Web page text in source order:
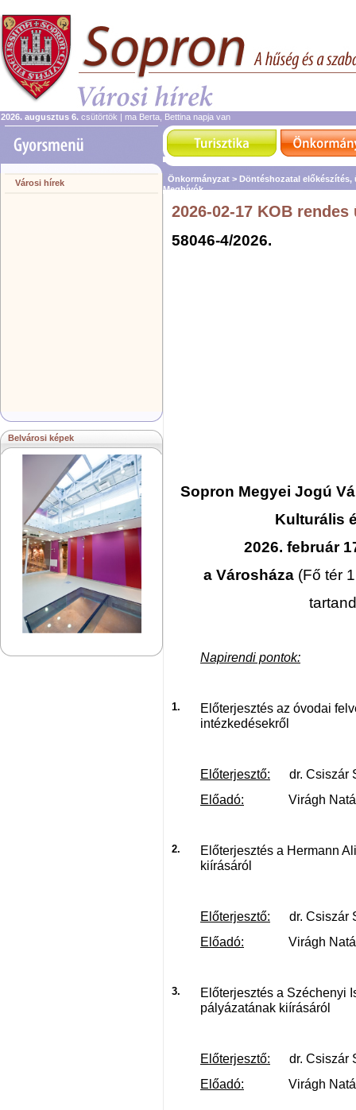
2026. augusztus 6. csütörtök | ma Berta, Bettina napja van
Városi hírek
Belvárosi képek
Önkormányzat > Döntéshozatal előkészítés,
Meghívók
2026-02-17 KOB
58046-4/2026.
Sopron Megyei Jogú
Kulturális
2026. február
a Városháza (Fő tér
Napirendi pontok:
1.
Előterjesztés az óvodai
intézkedésekről
Előterjesztő: dr. Csiszár
Előadó: Virágh Natália
2.
Előterjesztés a Hermann
kiírásáról
Előterjesztő: dr. Csiszár
Előadó: Virágh Natália
3.
Előterjesztés a Széchenyi
pályázatának kiírásáról
Előterjesztő: dr. Csiszár
Előadó: Virágh Natália